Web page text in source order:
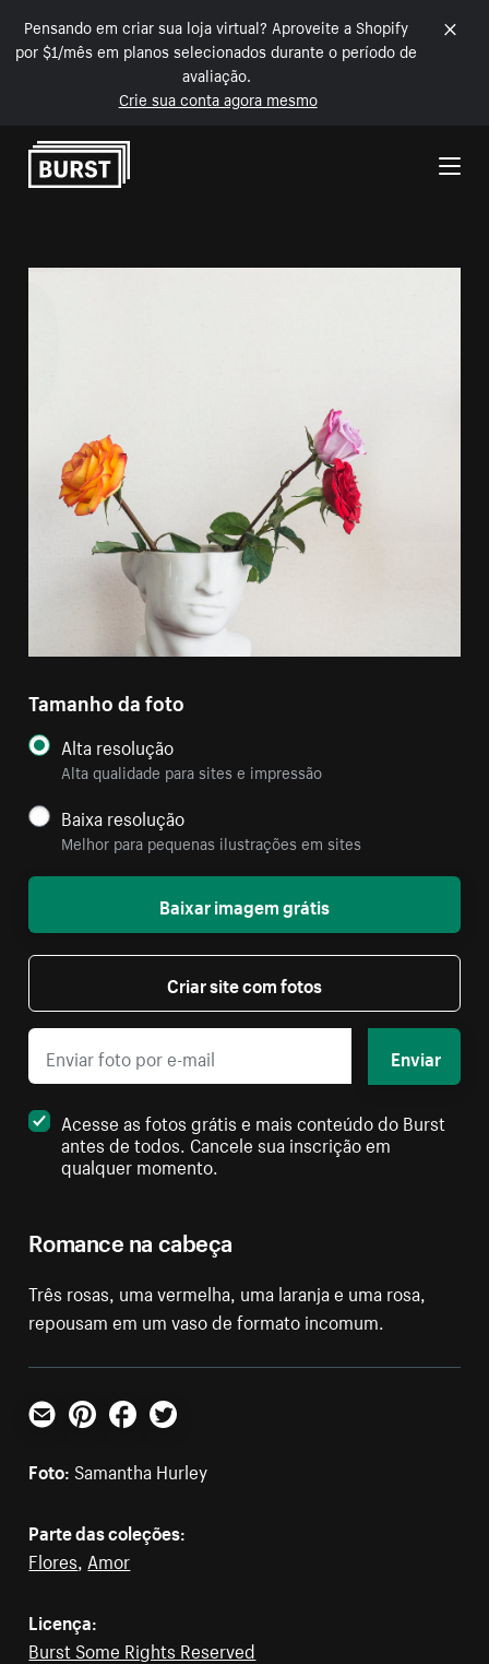
Pensando em criar sua loja virtual? Aproveite a Shopify
por $1/mês em planos selecionados durante o período de
avaliação.
Crie sua conta agora mesmo
Pular para o conteúdo
Romance na cabeça
Três rosas, uma vermelha, uma laranja e uma rosa,
repousam em um vaso de formato incomum.
Tamanho da foto
Alta resolução
Alta qualidade para sites e impressão
Baixa resolução
Melhor para pequenas ilustrações em sites
Baixar imagem grátis
Criar site com fotos
Enviar
Acesse as fotos grátis e mais conteúdo do Burst
antes de todos. Cancele sua inscrição em
qualquer momento.
E-mailPinterestFacebookTwitter
Foto: Samantha Hurley
Parte das coleções:
Flores Amor
Licença:
Burst Some Rights Reserved